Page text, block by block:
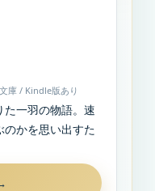
庫 / Kindle版あり
た一羽の物語。速
のかを思い出すた